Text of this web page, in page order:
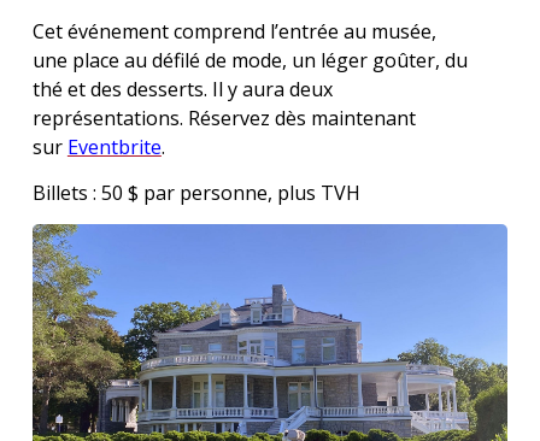
Cet événement comprend l’entrée au musée,
une place au défilé de mode, un léger goûter, du
thé et des desserts. Il y aura deux
représentations. Réservez dès maintenant
sur Eventbrite.
Billets : 50 $ par personne, plus TVH